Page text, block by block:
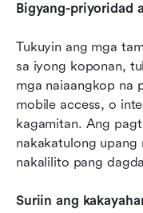
Bigyang-priyoridad
Tukuyin ang mga
sa iyong koponan,
mga naiaangkop na
mobile access, o
kagamitan. Ang
nakakatulong upang
nakalilito pang
Suriin ang